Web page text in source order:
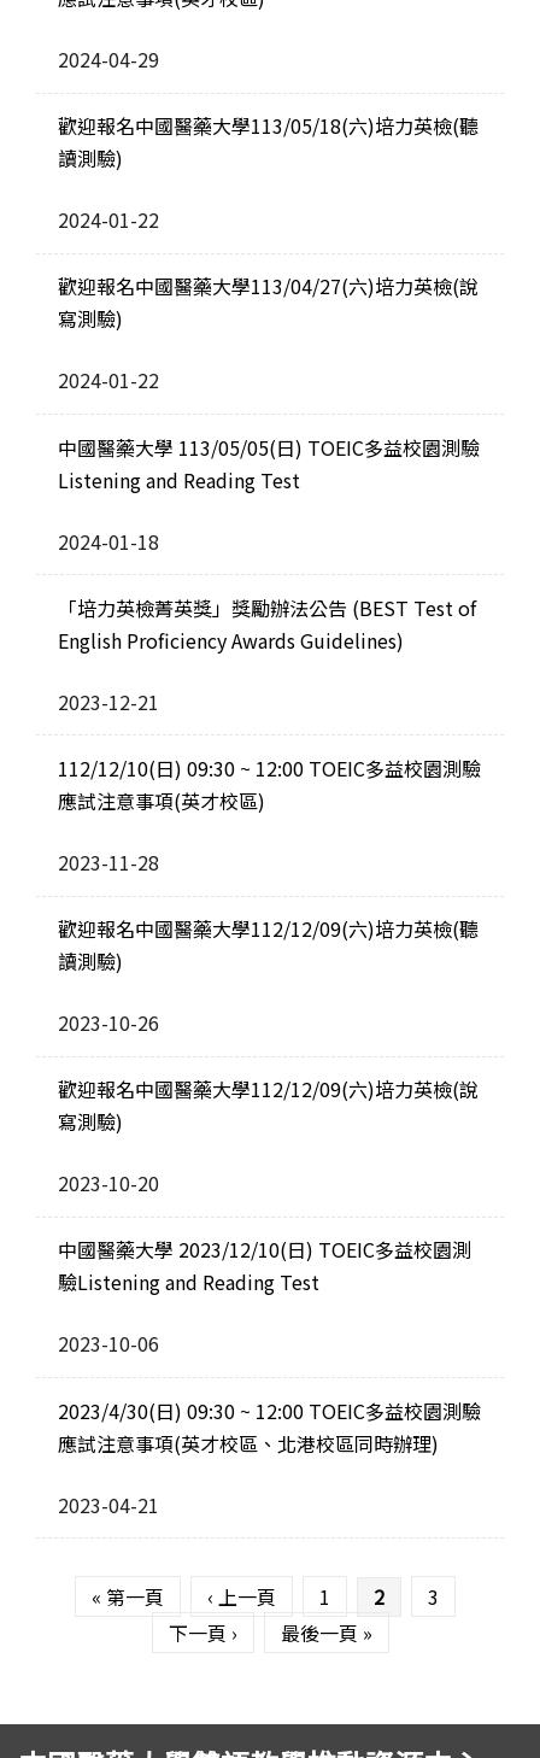
2024-04-29
歡迎報名中國醫藥大學113/05/18(六)培力英檢(聽
讀測驗)
2024-01-22
歡迎報名中國醫藥大學113/04/27(六)培力英檢(說
寫測驗)
2024-01-22
中國醫藥大學 113/05/05(日) TOEIC多益校園測驗
Listening and Reading Test
2024-01-18
「培力英檢菁英獎」獎勵辦法公告 (BEST Test of
English Proficiency Awards Guidelines)
2023-12-21
112/12/10(日) 09:30 ~ 12:00 TOEIC多益校園測驗
應試注意事項(英才校區)
2023-11-28
歡迎報名中國醫藥大學112/12/09(六)培力英檢(聽
讀測驗)
2023-10-26
歡迎報名中國醫藥大學112/12/09(六)培力英檢(說
寫測驗)
2023-10-20
中國醫藥大學 2023/12/10(日) TOEIC多益校園測
驗Listening and Reading Test
2023-10-06
2023/4/30(日) 09:30 ~ 12:00 TOEIC多益校園測驗
應試注意事項(英才校區、北港校區同時辦理)
2023-04-21
« 第一頁 ‹ 上一頁 1 2
3
下一頁 ›
最後一頁 »